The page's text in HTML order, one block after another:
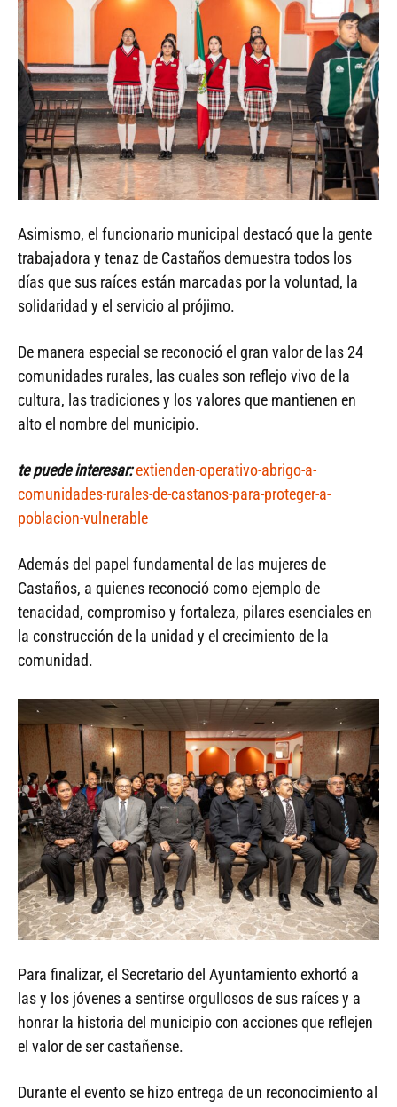
Asimismo, el funcionario municipal destacó que la gente
trabajadora y tenaz de Castaños demuestra todos los
días que sus raíces están marcadas por la voluntad, la
solidaridad y el servicio al prójimo.
De manera especial se reconoció el gran valor de las 24
comunidades rurales, las cuales son reflejo vivo de la
cultura, las tradiciones y los valores que mantienen en
alto el nombre del municipio.
te puede interesar:extienden-operativo-abrigo-a-
comunidades-rurales-de-castanos-para-proteger-a-
poblacion-vulnerable
Además del papel fundamental de las mujeres de
Castaños, a quienes reconoció como ejemplo de
tenacidad, compromiso y fortaleza, pilares esenciales en
la construcción de la unidad y el crecimiento de la
comunidad.
Para finalizar, el Secretario del Ayuntamiento exhortó a
las y los jóvenes a sentirse orgullosos de sus raíces y a
honrar la historia del municipio con acciones que reflejen
el valor de ser castañense.
Durante el evento se hizo entrega de un reconocimiento al